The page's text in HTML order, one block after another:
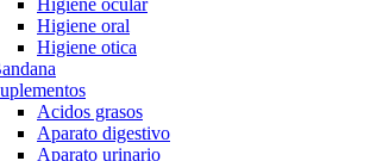
Higiene ocular
Higiene oral
Higiene otica
Acidos grasos
Aparato digestivo
Aparato urinario